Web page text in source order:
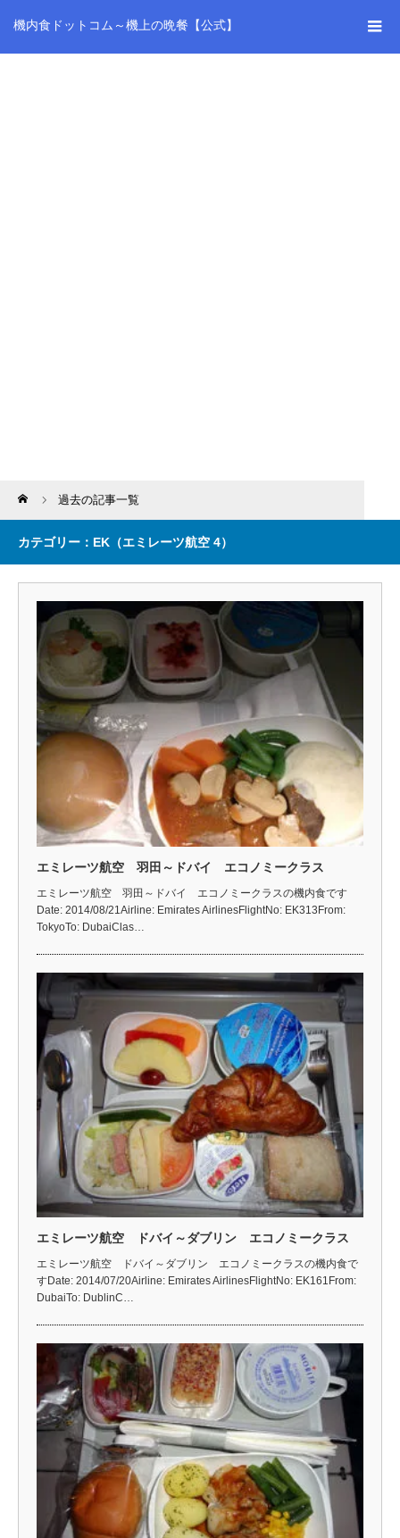
機内食ドットコム～機上の晩餐【公式】
Home 過去の記事一覧
カテゴリー：EK（エミレーツ航空 4）
エミレーツ航空 羽田～ドバイ エコノミークラス
エミレーツ航空 羽田～ドバイ エコノミークラスの機内食です
Date: 2014/08/21Airline: Emirates AirlinesFlightNo: EK313From:
TokyoTo: DubaiClas…
エミレーツ航空 ドバイ～ダブリン エコノミークラス
エミレーツ航空 ドバイ～ダブリン エコノミークラスの機内食で
すDate: 2014/07/20Airline: Emirates AirlinesFlightNo: EK161From:
DubaiTo: DublinC…